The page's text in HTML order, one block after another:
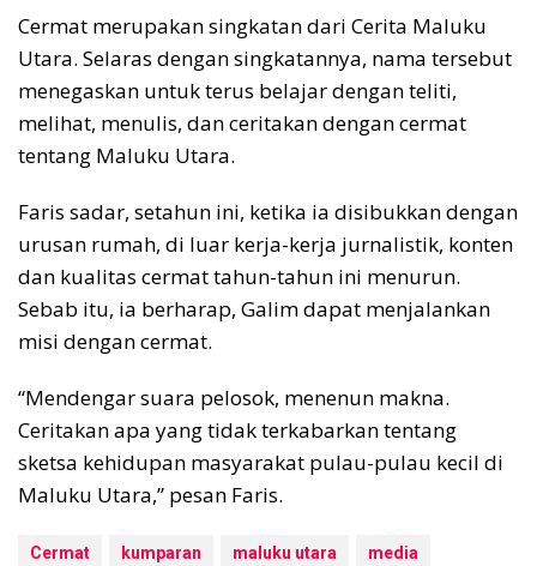
Cermat merupakan singkatan dari Cerita Maluku
Utara. Selaras dengan singkatannya, nama tersebut
menegaskan untuk terus belajar dengan teliti,
melihat, menulis, dan ceritakan dengan cermat
tentang Maluku Utara.
Faris sadar, setahun ini, ketika ia disibukkan dengan
urusan rumah, di luar kerja-kerja jurnalistik, konten
dan kualitas cermat tahun-tahun ini menurun.
Sebab itu, ia berharap, Galim dapat menjalankan
misi dengan cermat.
“Mendengar suara pelosok, menenun makna.
Ceritakan apa yang tidak terkabarkan tentang
sketsa kehidupan masyarakat pulau-pulau kecil di
Maluku Utara,” pesan Faris.
Cermat kumparan maluku utara media